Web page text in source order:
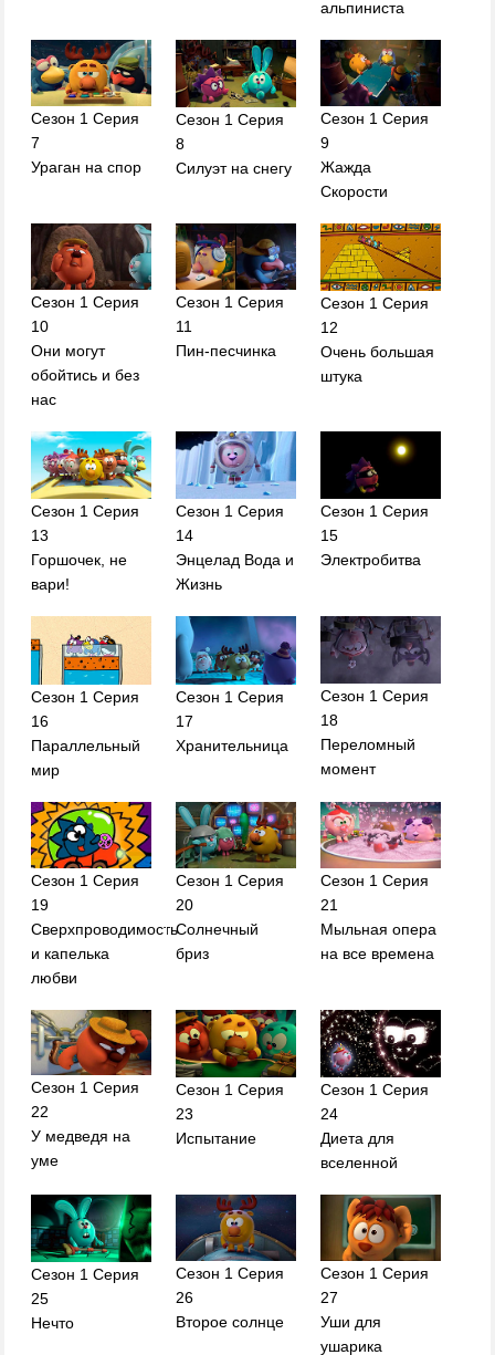
альпиниста
Сезон 1 Серия
7
Ураган на спор
Сезон 1 Серия
8
Силуэт на снегу
Сезон 1 Серия
9
Жажда
Скорости
Сезон 1 Серия
10
Они могут
обойтись и без
нас
Сезон 1 Серия
11
Пин-песчинка
Сезон 1 Серия
12
Очень большая
штука
Сезон 1 Серия
13
Горшочек, не
вари!
Сезон 1 Серия
14
Энцелад Вода и
Жизнь
Сезон 1 Серия
15
Электробитва
Сезон 1 Серия
16
Параллельный
мир
Сезон 1 Серия
17
Хранительница
Сезон 1 Серия
18
Переломный
момент
Сезон 1 Серия
19
Сверхпроводимость
и капелька
любви
Сезон 1 Серия
20
Солнечный
бриз
Сезон 1 Серия
21
Мыльная опера
на все времена
Сезон 1 Серия
22
У медведя на
уме
Сезон 1 Серия
23
Испытание
Сезон 1 Серия
24
Диета для
вселенной
Сезон 1 Серия
25
Нечто
Сезон 1 Серия
26
Второе солнце
Сезон 1 Серия
27
Уши для
ушарика